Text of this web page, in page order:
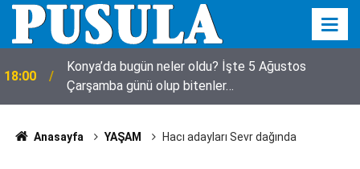
18:00
Konya’da bugün neler oldu? İşte 5 Ağustos
Çarşamba günü olup bitenler…
Anasayfa YAŞAM Hacı adayları Sevr dağında